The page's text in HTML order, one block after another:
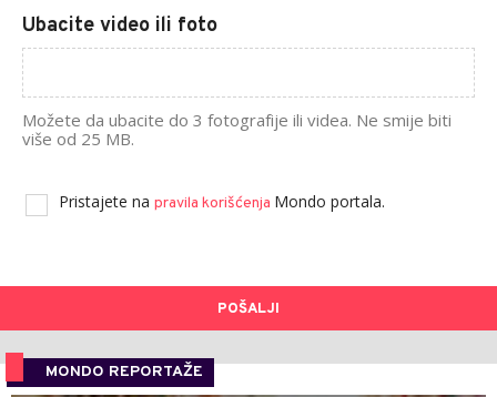
Ubacite video ili foto
Možete da ubacite do 3 fotografije ili videa. Ne smije biti
više od 25 MB.
Pristajete na pravila korišćenja Mondo portala.
POŠALJI
MONDO REPORTAŽE